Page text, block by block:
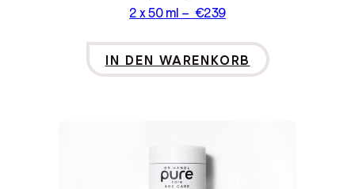
2 x 50 ml – €239
IN DEN WARENKORB